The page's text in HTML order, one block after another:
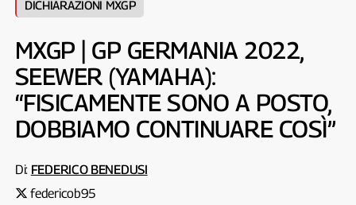
DICHIARAZIONI MXGP
MXGP | GP GERMANIA 2022,
SEEWER (YAMAHA):
“FISICAMENTE SONO A POSTO,
DOBBIAMO CONTINUARE COSÌ”
Di: FEDERICO BENEDUSI
federicob95